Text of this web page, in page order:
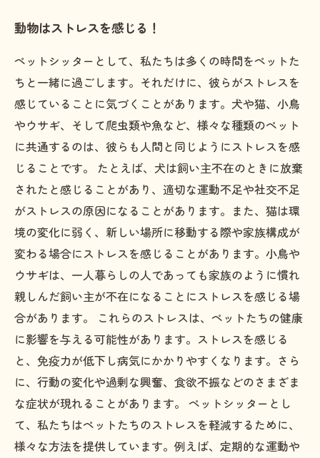
動物はストレスを感じる！
ペットシッターとして、私たちは多くの時間をペットた
ちと一緒に過ごします。それだけに、彼らがストレスを
感じていることに気づくことがあります。犬や猫、小鳥
やウサギ、そして爬虫類や魚など、様々な種類のペット
に共通するのは、彼らも人間と同じようにストレスを感
じることです。 たとえば、犬は飼い主不在のときに放棄
されたと感じることがあり、適切な運動不足や社交不足
がストレスの原因になることがあります。また、猫は環
境の変化に弱く、新しい場所に移動する際や家族構成が
変わる場合にストレスを感じることがあります。小鳥や
ウサギは、一人暮らしの人であっても家族のように慣れ
親しんだ飼い主が不在になることにストレスを感じる場
合があります。 これらのストレスは、ペットたちの健康
に影響を与える可能性があります。ストレスを感じる
と、免疫力が低下し病気にかかりやすくなります。さら
に、行動の変化や過剰な興奮、食欲不振などのさまざま
な症状が現れることがあります。 ペットシッターとし
て、私たちはペットたちのストレスを軽減するために、
様々な方法を提供しています。例えば、定期的な運動や